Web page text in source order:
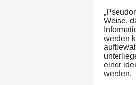
Weise,
werden
einer
werden.